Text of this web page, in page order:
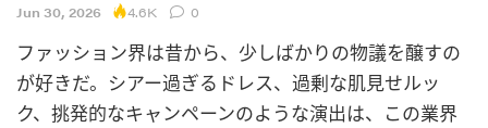
Jun 30, 2026 4.6K 0
ファッション界は昔から、少しばかりの物議を醸すの
が好きだ。シアー過ぎるドレス、過剰な肌見せルッ
ク、挑発的なキャンペーンのような演出は、この業界